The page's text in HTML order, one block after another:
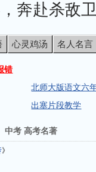
奔赴杀敌
心灵鸡汤 名人名言
错
北师大版语文六
出塞片段教学
中考 高考名著
》